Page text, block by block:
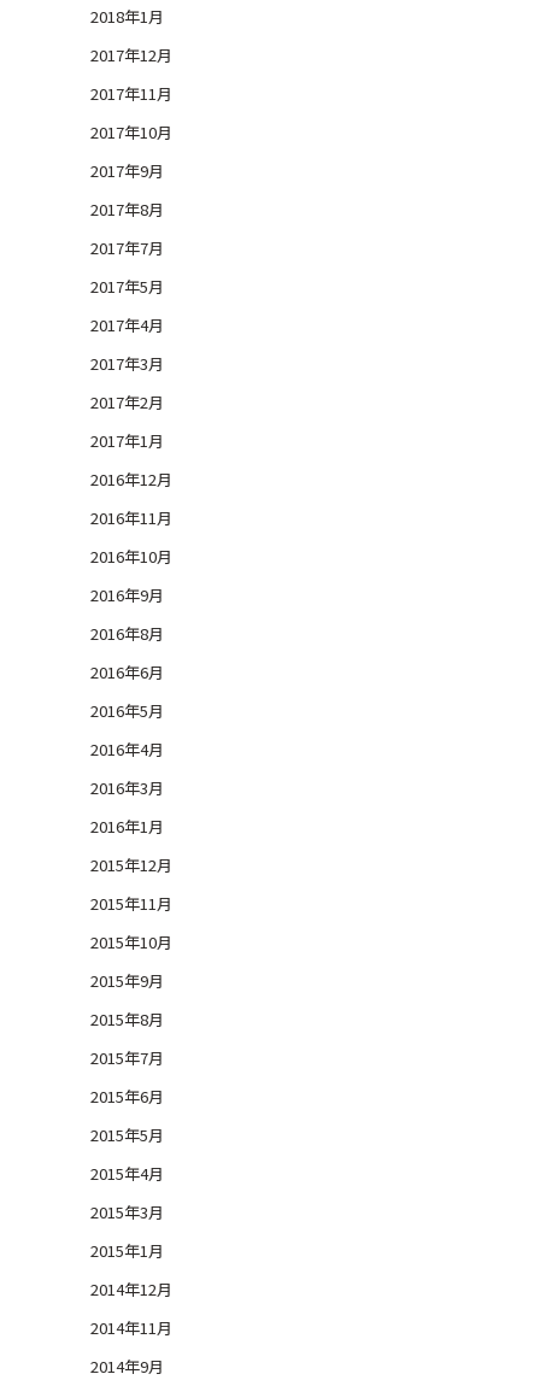
2018年1月
2017年12月
2017年11月
2017年10月
2017年9月
2017年8月
2017年7月
2017年5月
2017年4月
2017年3月
2017年2月
2017年1月
2016年12月
2016年11月
2016年10月
2016年9月
2016年8月
2016年6月
2016年5月
2016年4月
2016年3月
2016年1月
2015年12月
2015年11月
2015年10月
2015年9月
2015年8月
2015年7月
2015年6月
2015年5月
2015年4月
2015年3月
2015年1月
2014年12月
2014年11月
2014年9月